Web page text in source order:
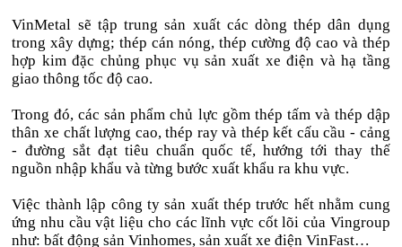
VinMetal sẽ tập trung sản xuất các dòng thép dân dụng
trong xây dựng; thép cán nóng, thép cường độ cao và thép
hợp kim đặc chủng phục vụ sản xuất xe điện và hạ tầng
giao thông tốc độ cao.
Trong đó, các sản phẩm chủ lực gồm thép tấm và thép dập
thân xe chất lượng cao, thép ray và thép kết cấu cầu - cảng
- đường sắt đạt tiêu chuẩn quốc tế, hướng tới thay thế
nguồn nhập khẩu và từng bước xuất khẩu ra khu vực.
Việc thành lập công ty sản xuất thép trước hết nhằm cung
ứng nhu cầu vật liệu cho các lĩnh vực cốt lõi của Vingroup
như: bất động sản Vinhomes, sản xuất xe điện VinFast…